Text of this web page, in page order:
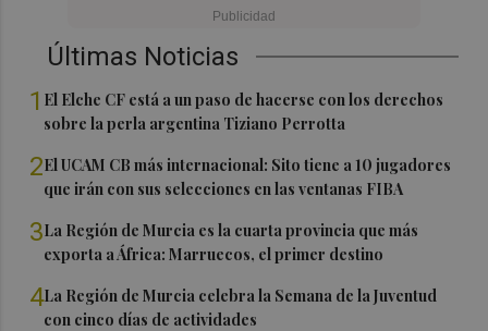
Últimas Noticias
1 El Elche CF está a un paso de hacerse con los derechos
sobre la perla argentina Tiziano Perrotta
2El UCAM CB más internacional: Sito tiene a 10 jugadores
que irán con sus selecciones en las ventanas FIBA
3La Región de Murcia es la cuarta provincia que más
exporta a África: Marruecos, el primer destino
4La Región de Murcia celebra la Semana de la Juventud
con cinco días de actividades